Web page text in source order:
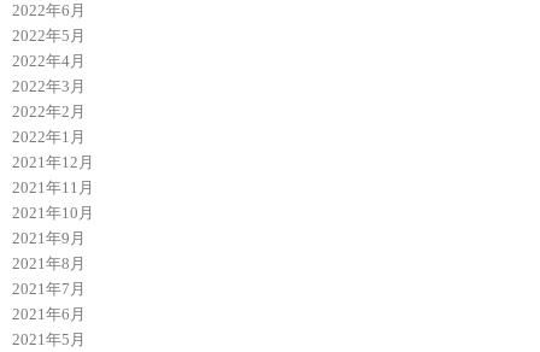
2022年6月
2022年5月
2022年4月
2022年3月
2022年2月
2022年1月
2021年12月
2021年11月
2021年10月
2021年9月
2021年8月
2021年7月
2021年6月
2021年5月